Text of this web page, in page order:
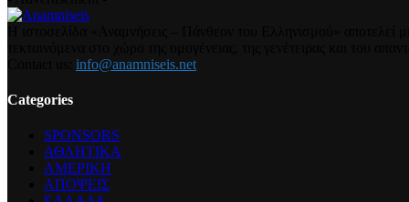
info@anamniseis.net
Categories
SPONSORS
ΑΘΛΗΤΙΚΑ
ΑΜΕΡΙΚΗ
ΑΠΟΨΕΙΣ